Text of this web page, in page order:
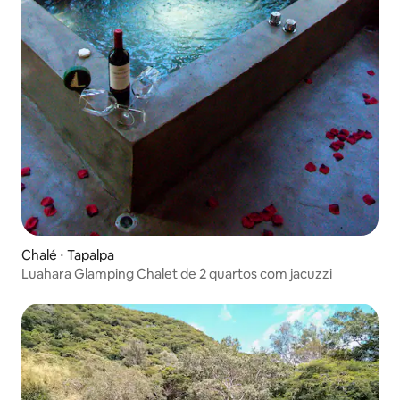
Chalé ⋅ Tapalpa
Luahara Glamping Chalet de 2 quartos com jacuzzi